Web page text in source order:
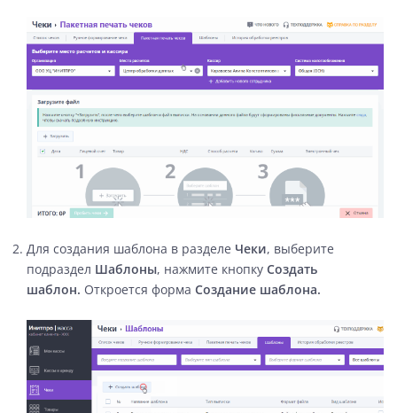
Для создания шаблона в разделе Чеки, выберите
подраздел Шаблоны, нажмите кнопку Создать
шаблон. Откроется форма Создание шаблона.